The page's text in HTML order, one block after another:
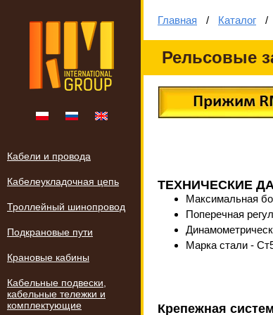
Кабели и провода
Кабелеукладочная цепь
Троллейный шинопровод
Подкрановые пути
Крановые кабины
Кабельные подвески,
кабельные тележки и
комплектующие
Главная / Каталог /
Рельсовые
ТЕХНИЧЕСКИЕ
Максимальная
Поперечная
Марка стали -
Крепежная